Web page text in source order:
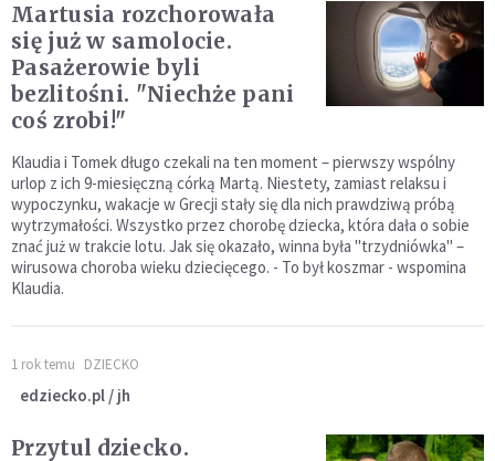
Martusia rozchorowała
się już w samolocie.
Pasażerowie byli
bezlitośni. "Niechże pani
coś zrobi!"
Klaudia i Tomek długo czekali na ten moment – pierwszy wspólny
urlop z ich 9-miesięczną córką Martą. Niestety, zamiast relaksu i
wypoczynku, wakacje w Grecji stały się dla nich prawdziwą próbą
wytrzymałości. Wszystko przez chorobę dziecka, która dała o sobie
znać już w trakcie lotu. Jak się okazało, winna była "trzydniówka" –
wirusowa choroba wieku dziecięcego. - To był koszmar - wspomina
Klaudia.
1 rok temu DZIECKO
edziecko.pl / jh
Przytul dziecko.